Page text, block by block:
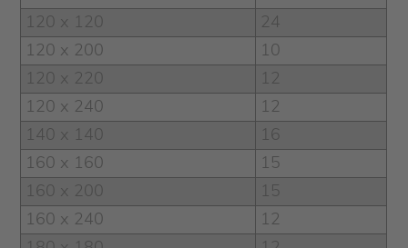
120 x 120
24
120 x 200
10
120 x 220
12
120 x 240
12
140 x 140
16
160 x 160
15
160 x 200
15
160 x 240
12